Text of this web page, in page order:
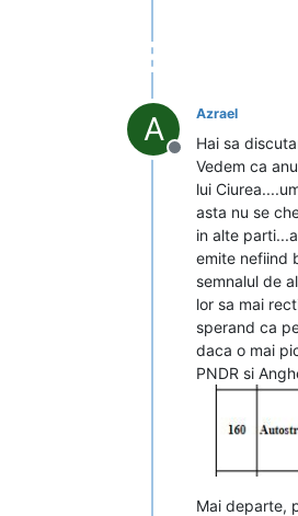
A
Deconectat
Azrael
Hai sa
Vedem ca
lui
asta nu se
in alte
emite nefiind
semnalul de
lor sa mai
sperand ca
daca o mai
PNDR si
Mai departe,